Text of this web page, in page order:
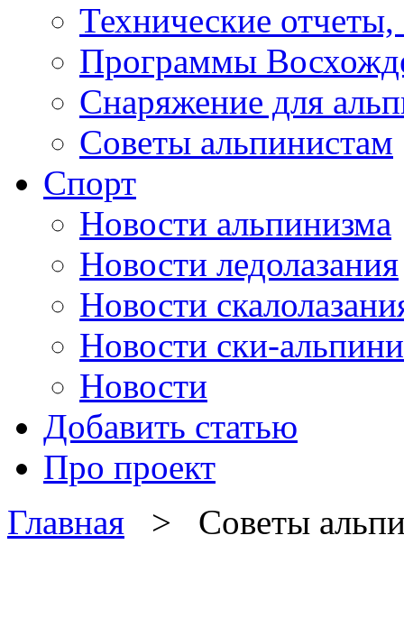
Технические
Программы
Снаряжение для
Советы альпинистам
Спорт
Новости альпинизма
Новости ледолазания
Новости
Новости ски-
Новости
Добавить статью
Про проект
Главная > Советы